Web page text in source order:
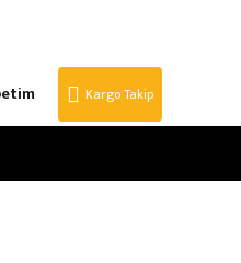
Kargo Takip